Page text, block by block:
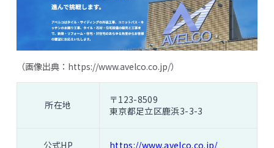
（画像出典： https://www.avelco.co.jp/）
所在地
〒123-8509
東京都足立区鹿浜3-3-3
公式HP https://www.avelco.co.jp/